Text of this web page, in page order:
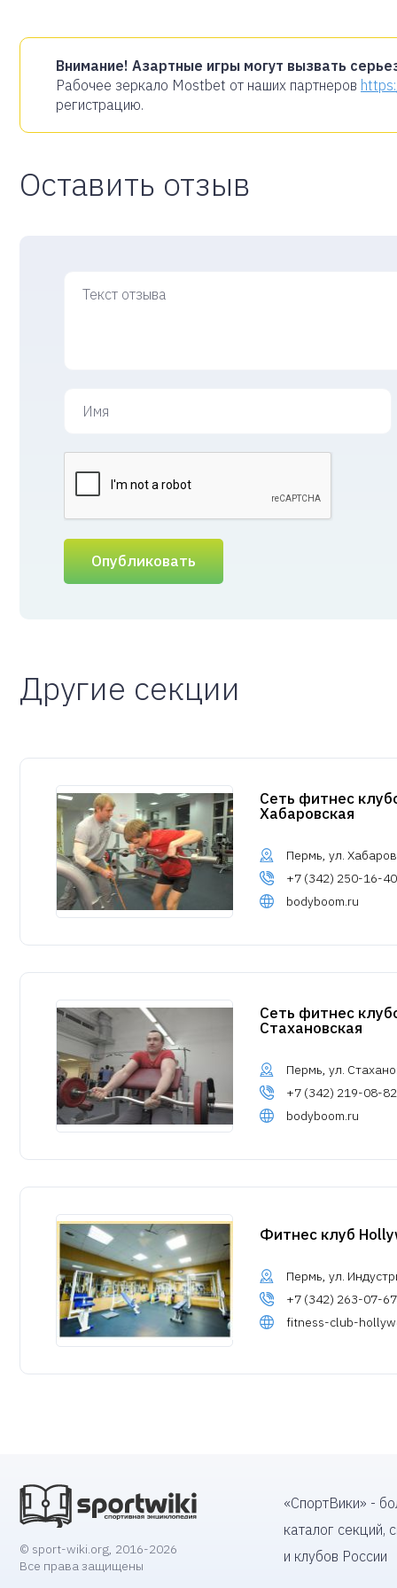
Внимание! Азартные игры могут вызвать
Рабочее зеркало Mostbet от наших партнеров
регистрацию.
Оставить отзыв
Опубликовать
Другие секции
Сеть фитнес
Хабаровская
Пермь, ул.
+7 (342) 250-16-40
bodyboom.ru
Сеть фитнес
Стахановская
Пермь, ул.
+7 (342) 219-08-82
bodyboom.ru
Фитнес клуб
Пермь, ул.
+7 (342) 263-07-
fitness-club-
© sport-wiki.org, 2016-2026
Все права защищены
«СпортВики» -
каталог секций,
и клубов России